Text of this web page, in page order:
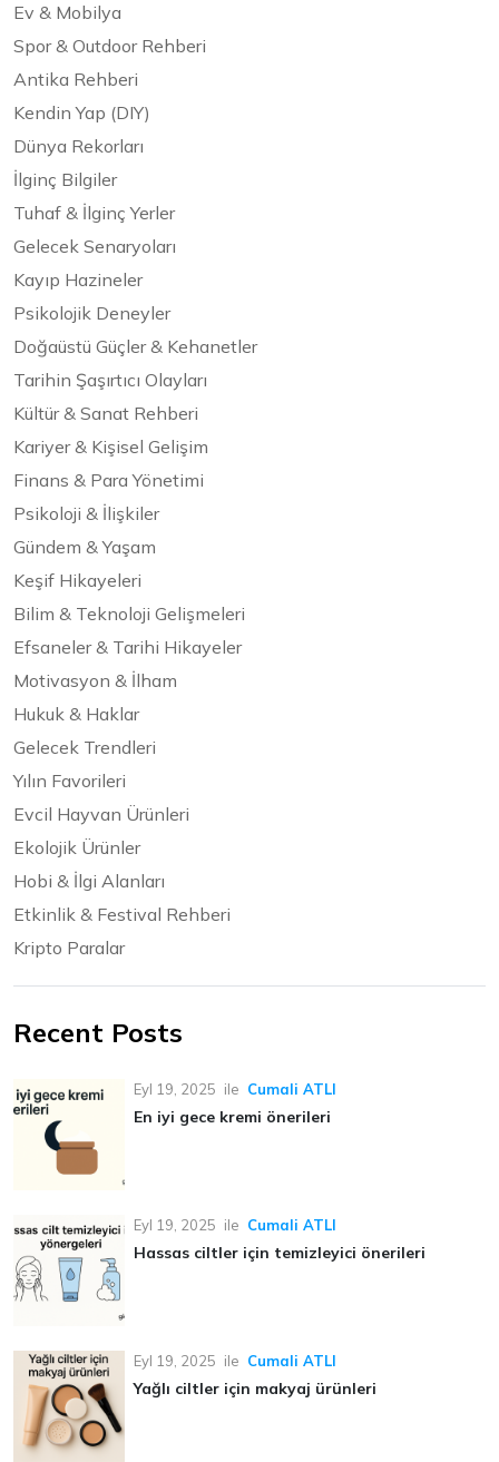
Ev & Mobilya
Spor & Outdoor Rehberi
Antika Rehberi
Kendin Yap (DIY)
Dünya Rekorları
İlginç Bilgiler
Tuhaf & İlginç Yerler
Gelecek Senaryoları
Kayıp Hazineler
Psikolojik Deneyler
Doğaüstü Güçler & Kehanetler
Tarihin Şaşırtıcı Olayları
Kültür & Sanat Rehberi
Kariyer & Kişisel Gelişim
Finans & Para Yönetimi
Psikoloji & İlişkiler
Gündem & Yaşam
Keşif Hikayeleri
Bilim & Teknoloji Gelişmeleri
Efsaneler & Tarihi Hikayeler
Motivasyon & İlham
Hukuk & Haklar
Gelecek Trendleri
Yılın Favorileri
Evcil Hayvan Ürünleri
Ekolojik Ürünler
Hobi & İlgi Alanları
Etkinlik & Festival Rehberi
Kripto Paralar
Recent Posts
Eyl 19, 2025 ile Cumali ATLI
En iyi gece kremi önerileri
Eyl 19, 2025 ile Cumali ATLI
Hassas ciltler için temizleyici önerileri
Eyl 19, 2025 ile Cumali ATLI
Yağlı ciltler için makyaj ürünleri